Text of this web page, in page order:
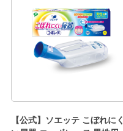
【公式】ソエッテ こぼれにく